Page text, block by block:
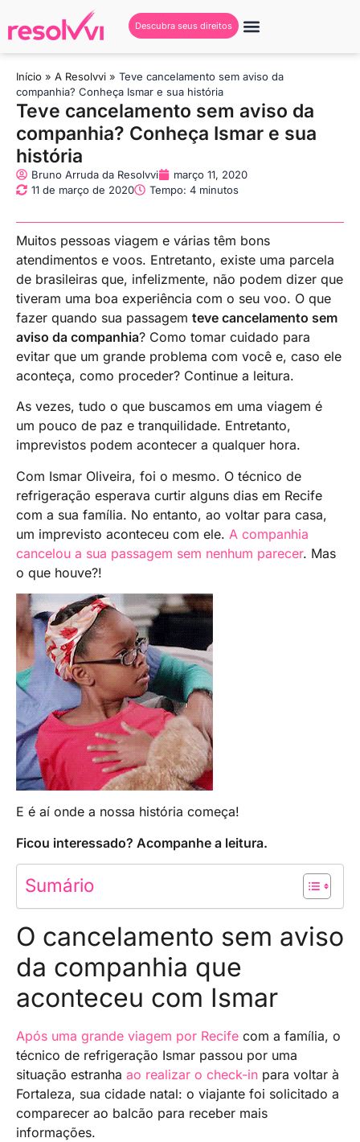
Descubra seus direitos
Início » A Resolvvi » Teve cancelamento sem aviso da
companhia? Conheça Ismar e sua história
Teve cancelamento sem aviso da
companhia? Conheça Ismar e sua
história
Bruno Arruda da Resolvvi
março 11, 2020
11 de março de 2020
Tempo: 4 minutos
Muitos pessoas viagem e várias têm bons
atendimentos e voos. Entretanto, existe uma parcela
de brasileiras que, infelizmente, não podem dizer que
tiveram uma boa experiência com o seu voo. O que
fazer quando sua passagem teve cancelamento sem
aviso da companhia? Como tomar cuidado para
evitar que um grande problema com você e, caso ele
aconteça, como proceder? Continue a leitura.
As vezes, tudo o que buscamos em uma viagem é
um pouco de paz e tranquilidade. Entretanto,
imprevistos podem acontecer a qualquer hora.
Com Ismar Oliveira, foi o mesmo. O técnico de
refrigeração esperava curtir alguns dias em Recife
com a sua família. No entanto, ao voltar para casa,
um imprevisto aconteceu com ele. A companhia
cancelou a sua passagem sem nenhum parecer. Mas
o que houve?!
E é aí onde a nossa história começa!
Ficou interessado? Acompanhe a leitura.
Sumário
O cancelamento sem aviso
da companhia que
aconteceu com Ismar
Após uma grande viagem por Recife com a família, o
técnico de refrigeração Ismar passou por uma
situação estranha ao realizar o check-in para voltar à
Fortaleza, sua cidade natal: o viajante foi solicitado a
comparecer ao balcão para receber mais
informações.